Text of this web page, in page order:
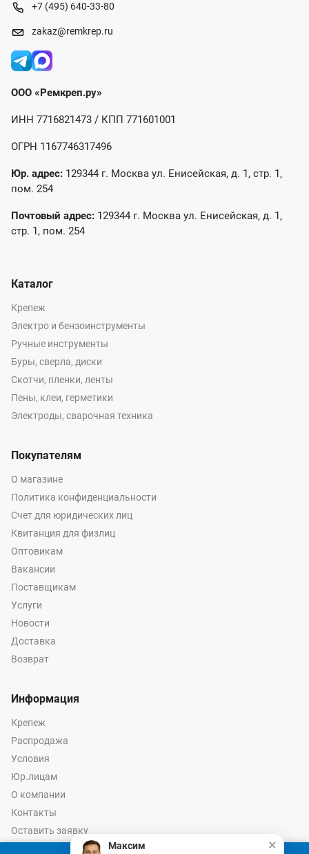
+7 (495) 640-33-80
zakaz@remkrep.ru
ООО «Ремкреп.ру»
ИНН 7716821473 / КПП 771601001
ОГРН 1167746317496
Юр. адрес: 129344 г. Москва ул. Енисейская, д. 1, стр. 1,
пом. 254
Почтовый адрес: 129344 г. Москва ул. Енисейская, д. 1,
стр. 1, пом. 254
Каталог
Крепеж
Электро и бензоинструменты
Ручные инструменты
Буры, сверла, диски
Скотчи, пленки, ленты
Пены, клеи, герметики
Электроды, сварочная техника
Покупателям
О магазине
Политика конфиденциальности
Счет для юридических лиц
Квитанция для физлиц
Оптовикам
Вакансии
Поставщикам
Услуги
Новости
Доставка
Возврат
Информация
Крепеж
Распродажа
Условия
Юр.лицам
О компании
Контакты
Оставить заявку
Калькулятор крепежа
×
Максим